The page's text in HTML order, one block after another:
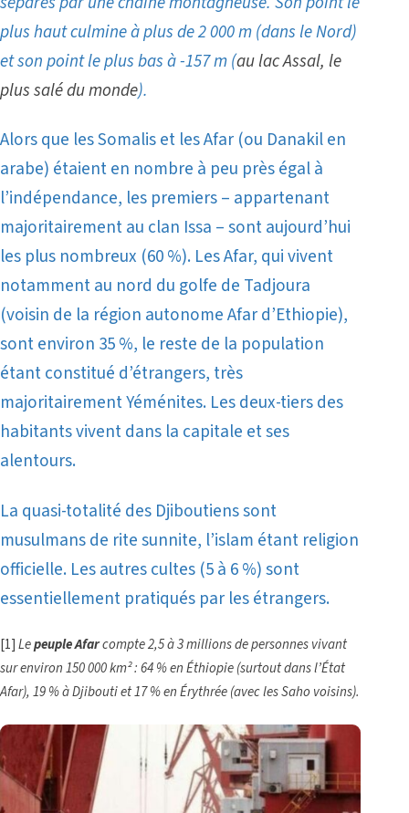
plus haut culmine à plus de 2 000 m (dans le Nord)
et son point le plus bas à -157 m (au lac Assal, le
plus salé du monde).
Alors que les Somalis et les Afar (ou Danakil en
arabe) étaient en nombre à peu près égal à
l’indépendance, les premiers – appartenant
majoritairement au clan Issa – sont aujourd’hui
les plus nombreux (60 %). Les Afar, qui vivent
notamment au nord du golfe de Tadjoura
(voisin de la région autonome Afar d’Ethiopie),
sont environ 35 %, le reste de la population
étant constitué d’étrangers, très
majoritairement Yéménites. Les deux-tiers des
habitants vivent dans la capitale et ses
alentours.
La quasi-totalité des Djiboutiens sont
musulmans de rite sunnite, l’islam étant religion
officielle. Les autres cultes (5 à 6 %) sont
essentiellement pratiqués par les étrangers.
[1]Lepeuple Afarcompte 2,5 à 3 millions de personnes vivant
sur environ 150 000 km² : 64 % en Éthiopie (surtout dans l’État
Afar), 19 % à Djibouti et 17 % en Érythrée (avec les Saho voisins).